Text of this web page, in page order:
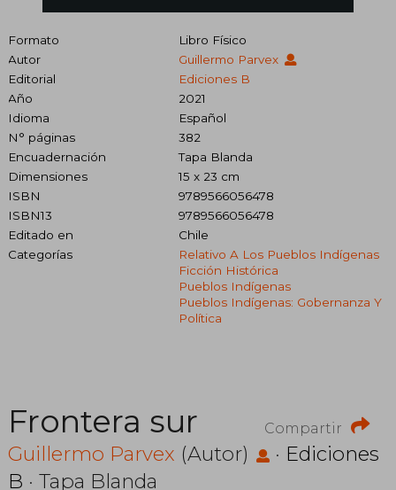
Formato
Libro Físico
Autor
Guillermo Parvex
Editorial
Ediciones B
Año
2021
Idioma
Español
N° páginas
382
Encuadernación
Tapa Blanda
Dimensiones
15 x 23 cm
ISBN
9789566056478
ISBN13
9789566056478
Editado en
Chile
Categorías
Relativo A Los Pueblos Indígenas
Ficción Histórica
Pueblos Indígenas
Pueblos Indígenas: Gobernanza Y
Política
Compartir
Frontera sur
Guillermo Parvex (Autor) · Ediciones
B · Tapa Blanda